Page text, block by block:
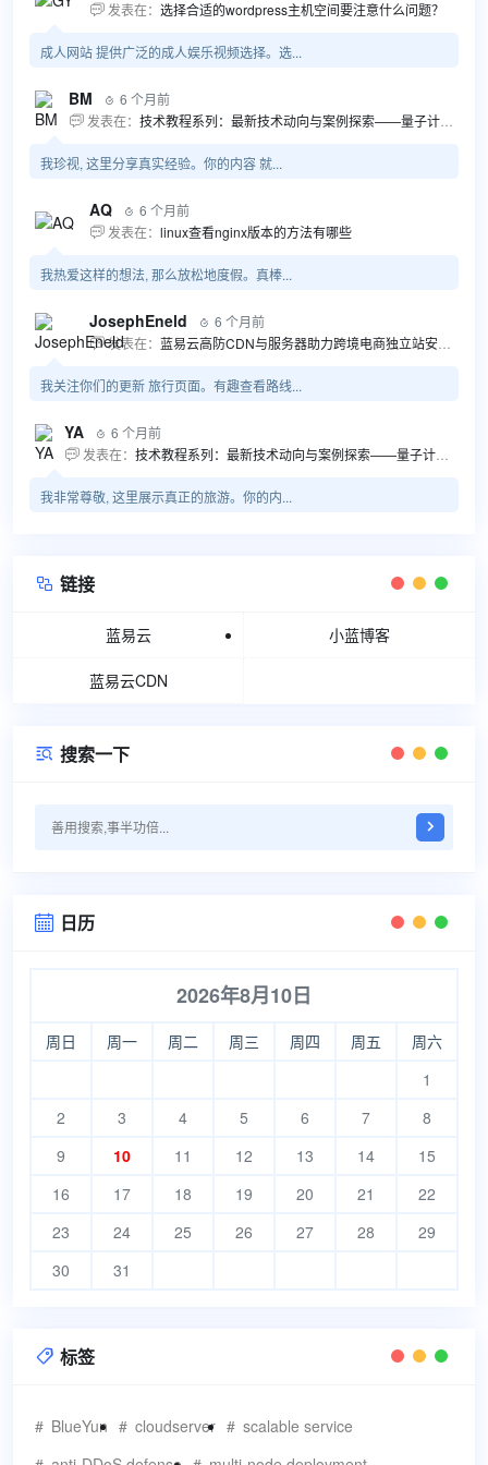
 发表在： 选择合适的wordpress主机空间要注意什么问题？
成人网站 提供广泛的成人娱乐视频选择。选...
BM  6 个月前
 发表在： 技术教程系列：最新技术动向与案例探索——量子计算商业应用揭秘 该教程将深入探索最新技术动态，重点关注量子计算技术在商业领域的应用，结合具体案例阐述其背景、起因、经过和结果。同时，强调技术文档和运维文档的重要性，揭示它们在新技术发展和行业标准...
我珍视, 这里分享真实经验。你的内容 就...
AQ  6 个月前
 发表在： linux查看nginx版本的方法有哪些
我热爱这样的想法, 那么放松地度假。真棒...
JosephEneld  6 个月前
 发表在： 蓝易云高防CDN与服务器助力跨境电商独立站安全高效发展
我关注你们的更新 旅行页面。有趣查看路线...
YA  6 个月前
 发表在： 技术教程系列：最新技术动向与案例探索——量子计算商业应用揭秘 该教程将深入探索最新技术动态，重点关注量子计算技术在商业领域的应用，结合具体案例阐述其背景、起因、经过和结果。同时，强调技术文档和运维文档的重要性，揭示它们在新技术发展和行业标准...
我非常尊敬, 这里展示真正的旅游。你的内...
 链接
蓝易云 小蓝博客
蓝易云CDN
 搜索一下
 日历
2026年8月10日
周日 周一 周二 周三 周四 周五
周六
1
2
3 4 5 6 7
8
9
10 11 12 13 14
15
16
17 18 19 20 21
22
23
24 25 26 27 28
29
30
31
 标签
BlueYun cloudserver
scalable service